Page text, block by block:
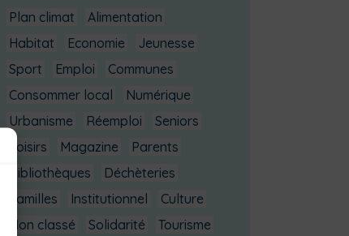
Plan climat
Alimentation
Habitat
Economie
Jeunesse
Sport
Emploi
Communes
Consommer local
Numérique
Urbanisme
Réemploi
Seniors
Loisirs
Magazine
Parents
Bibliothèques
Déchèteries
Familles
Institutionnel
Culture
Non classé
Solidarité
Tourisme